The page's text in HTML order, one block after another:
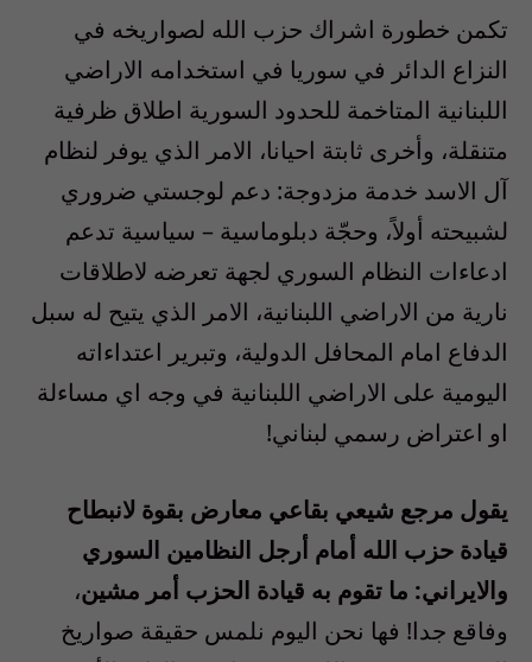
تكمن خطورة اشراك حزب الله لصواريخه في
النزاع الدائر في سوريا في استخدامه الاراضي
اللبنانية المتاخمة للحدود السورية اطلاق ظرفية
متنقلة، وأخرى ثابتة احيانا، الامر الذي يوفر لنظام
آل الاسد خدمة مزدوجة: دعم لوجستي ضروري
لشبيحته أولاً، وحجّة دبلوماسية – سياسية تدعم
ادعاءات النظام السوري لجهة تعرضه لاطلاقات
نارية من الاراضي اللبنانية، الامر الذي يتيح له سبل
الدفاع امام المحافل الدولية، وتبرير اعتداءاته
اليومية على الاراضي اللبنانية في وجه اي مساءلة
او اعتراض رسمي لبناني!
يقول مرجع شيعي بقاعي معارض بقوة لانبطاح
قيادة حزب الله أمام أرجل النظامين السوري
والايراني: ما تقوم به قيادة الحزب أمر مشين،
وفاقع جدا! فها نحن اليوم نلمس حقيقة صواريخ